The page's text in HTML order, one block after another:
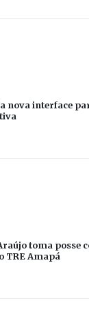
nova interface
toma posse
TRE Amapá